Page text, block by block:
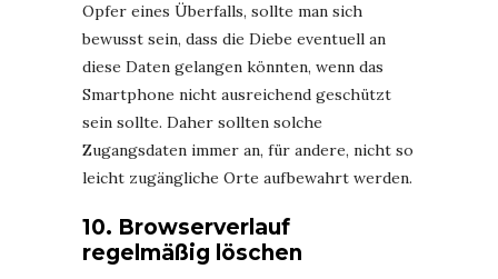
Opfer eines Überfalls, sollte man sich
bewusst sein, dass die Diebe eventuell an
diese Daten gelangen könnten, wenn das
Smartphone nicht ausreichend geschützt
sein sollte. Daher sollten solche
Zugangsdaten immer an, für andere, nicht so
leicht zugängliche Orte aufbewahrt werden.
10. Browserverlauf
regelmäßig löschen